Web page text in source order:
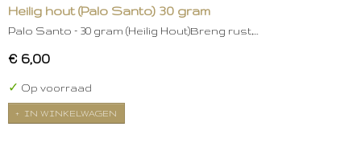
Heilig hout (Palo Santo) 30 gram
Palo Santo – 30 gram (Heilig Hout)Breng rust,…
€ 6,00
✓ Op voorraad
IN WINKELWAGEN